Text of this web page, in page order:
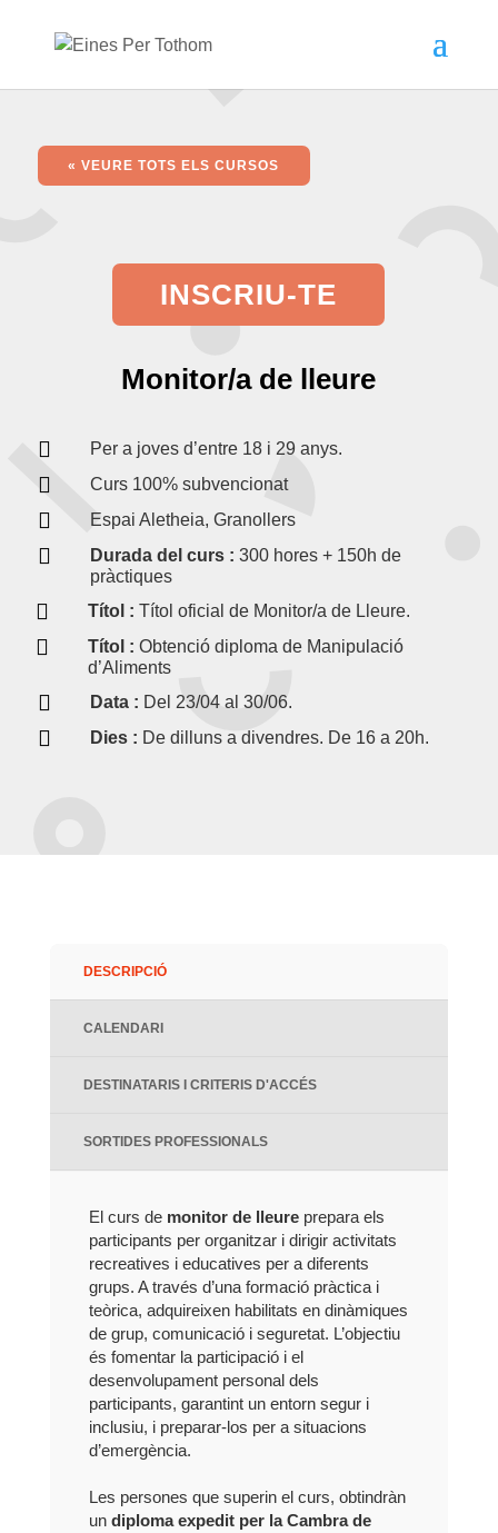
« VEURE TOTS ELS CURSOS
INSCRIU-TE
Monitor/a de lleure
 Per a joves d’entre 18 i 29 anys.
 Curs 100% subvencionat
 Espai Aletheia, Granollers
 Durada del curs : 300 hores + 150h de
pràctiques
 Títol : Títol oficial de Monitor/a de Lleure.
 Títol : Obtenció diploma de Manipulació
d’Aliments
 Data : Del 23/04 al 30/06.
 Dies : De dilluns a divendres. De 16 a 20h.
DESCRIPCIÓ
CALENDARI
DESTINATARIS I CRITERIS D'ACCÉS
SORTIDES PROFESSIONALS
El curs de monitor de lleureprepara els
participants per organitzar i dirigir activitats
recreatives i educatives per a diferents
grups. A través d’una formació pràctica i
teòrica, adquireixen habilitats en dinàmiques
de grup, comunicació i seguretat. L’objectiu
és fomentar la participació i el
desenvolupament personal dels
participants, garantint un entorn segur i
inclusiu, i preparar-los per a situacions
d’emergència.
Les persones que superin el curs, obtindràn
un diploma expedit per la Cambra de